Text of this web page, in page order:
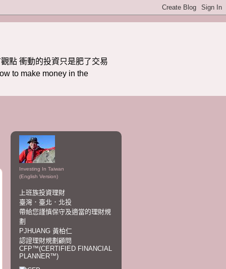
點 衝動的投資只是肥了交易
to make money in the
Investing In Taiwan
(English Version)
上班族投資理財
臺灣．臺北．北投
帶給您謹慎保守及適當的理財規
劃
PJHUANG 黃柏仁
認證理財規劃顧問
CFP™(CERTIFIED FINANCIAL
PLANNER™)